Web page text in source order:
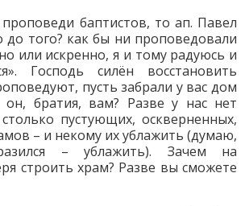
баптистов, то ап. Павел
до того? как бы ни проповедовали
или искренно, я и тому радуюсь и
Господь силён восстановить
пусть забрали у вас дом
братия, вам? Разве у нас нет
пустующих, оскверненных,
– и некому их ублажить (думаю,
– ублажить). Зачем на
строить храм? Разве вы сможете